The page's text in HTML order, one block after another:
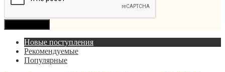
Новые поступления
Рекомендуемые
Популярные